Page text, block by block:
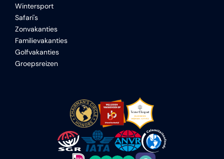
Wintersport
Safari's
Zonvakanties
Familievakanties
Golfvakanties
Groepsreizen